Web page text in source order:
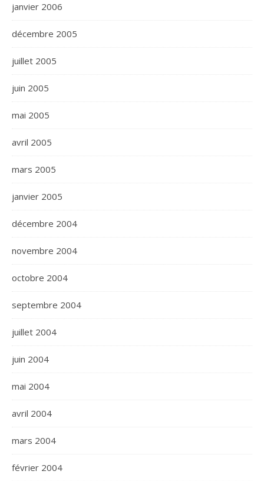
janvier 2006
décembre 2005
juillet 2005
juin 2005
mai 2005
avril 2005
mars 2005
janvier 2005
décembre 2004
novembre 2004
octobre 2004
septembre 2004
juillet 2004
juin 2004
mai 2004
avril 2004
mars 2004
février 2004